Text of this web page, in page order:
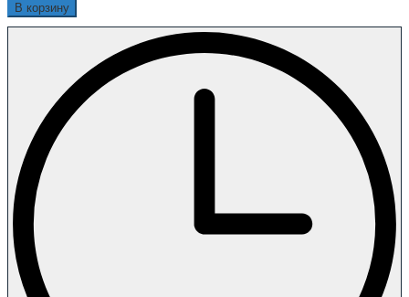
В корзину